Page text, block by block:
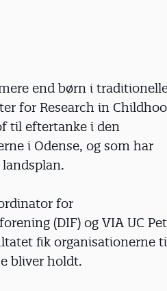
end børn i
for Research in
til eftertanke i den
i Odense, og som har
for
(DIF) og VIA UC
fik organisationerne
bliver holdt.